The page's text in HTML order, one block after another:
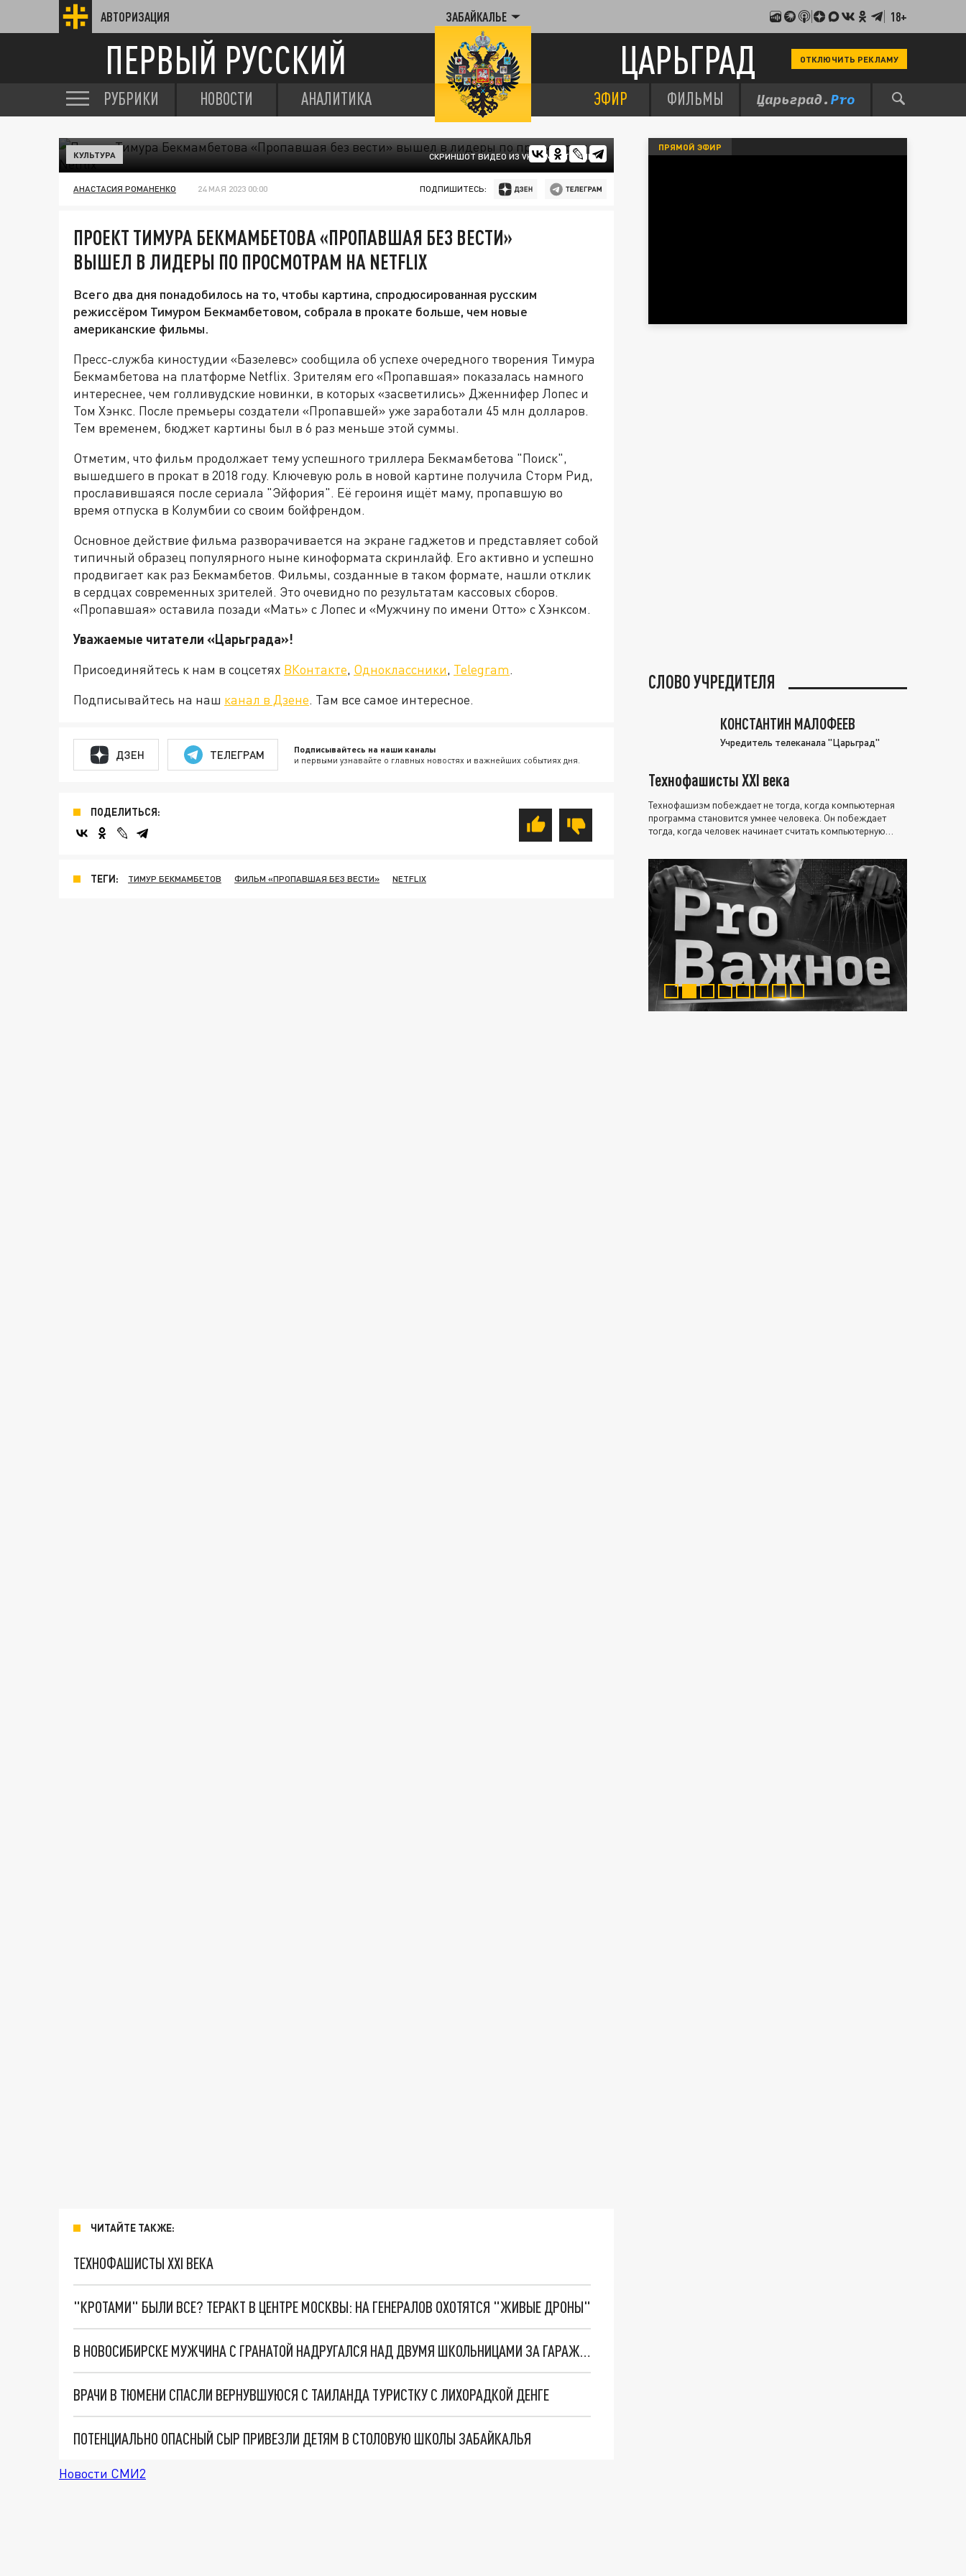
АВТОРИЗАЦИЯ ЗАБАЙКАЛЬЕ 18+
ПЕРВЫЙ РУССКИЙ ЦАРЬГРАД ОТКЛЮЧИТЬ РЕКЛАМУ
РУБРИКИ НОВОСТИ АНАЛИТИКА ЭФИР ФИЛЬМЫ
СКРИНШОТ ВИДЕО ИЗ VK.COM/INTERKINO
КУЛЬТУРА
АНАСТАСИЯ РОМАНЕНКО 24 МАЯ 2023 00:00 ПОДПИШИТЕСЬ:
ПРОЕКТ ТИМУРА БЕКМАМБЕТОВА «ПРОПАВШАЯ БЕЗ ВЕСТИ»
ВЫШЕЛ В ЛИДЕРЫ ПО ПРОСМОТРАМ НА NETFLIX
Всего два дня понадобилось на то, чтобы картина, спродюсированная русским
режиссёром Тимуром Бекмамбетовом, собрала в прокате больше, чем новые
американские фильмы.
Пресс-служба киностудии «Базелевс» сообщила об успехе очередного творения Тимура
Бекмамбетова на платформе Netflix. Зрителям его «Пропавшая» показалась намного
интереснее, чем голливудские новинки, в которых «засветились» Дженнифер Лопес и
Том Хэнкс. После премьеры создатели «Пропавшей» уже заработали 45 млн долларов.
Тем временем, бюджет картины был в 6 раз меньше этой суммы.
Отметим, что фильм продолжает тему успешного триллера Бекмамбетова "Поиск",
вышедшего в прокат в 2018 году. Ключевую роль в новой картине получила Сторм Рид,
прославившаяся после сериала "Эйфория". Её героиня ищёт маму, пропавшую во
время отпуска в Колумбии со своим бойфрендом.
Основное действие фильма разворачивается на экране гаджетов и представляет собой
типичный образец популярного ныне киноформата скринлайф. Его активно и успешно
продвигает как раз Бекмамбетов. Фильмы, созданные в таком формате, нашли отклик
в сердцах современных зрителей. Это очевидно по результатам кассовых сборов.
«Пропавшая» оставила позади «Мать» с Лопес и «Мужчину по имени Отто» с Хэнксом.
Уважаемые читатели «Царьграда»!
Присоединяйтесь к нам в соцсетях ВКонтакте, Одноклассники, Telegram.
Подписывайтесь на наш канал в Дзене. Там все самое интересное.
ДЗЕН ТЕЛЕГРАМ Подписывайтесь на наши каналы
и первыми узнавайте о главных новостях и важнейших событиях дня.
ПОДЕЛИТЬСЯ:
ТЕГИ: ТИМУР БЕКМАМБЕТОВ ФИЛЬМ «ПРОПАВШАЯ БЕЗ ВЕСТИ» NETFLIX
ЧИТАЙТЕ ТАКЖЕ:
ТЕХНОФАШИСТЫ XXI ВЕКА
"КРОТАМИ" БЫЛИ ВСЕ? ТЕРАКТ В ЦЕНТРЕ МОСКВЫ: НА ГЕНЕРАЛОВ ОХОТЯТСЯ "ЖИВЫЕ ДРОНЫ"
В НОВОСИБИРСКЕ МУЖЧИНА С ГРАНАТОЙ НАДРУГАЛСЯ НАД ДВУМЯ ШКОЛЬНИЦАМИ ЗА ГАРАЖАМИ
ВРАЧИ В ТЮМЕНИ СПАСЛИ ВЕРНУВШУЮСЯ С ТАИЛАНДА ТУРИСТКУ С ЛИХОРАДКОЙ ДЕНГЕ
ПОТЕНЦИАЛЬНО ОПАСНЫЙ СЫР ПРИВЕЗЛИ ДЕТЯМ В СТОЛОВУЮ ШКОЛЫ ЗАБАЙКАЛЬЯ
Новости СМИ2
ПРЯМОЙ ЭФИР
СЛОВО УЧРЕДИТЕЛЯ
КОНСТАНТИН МАЛОФЕЕВ
Учредитель телеканала "Царьград"
Технофашисты XXI века
Технофашизм побеждает не тогда, когда компьютерная
программа становится умнее человека. Он побеждает
тогда, когда человек начинает считать компьютерную